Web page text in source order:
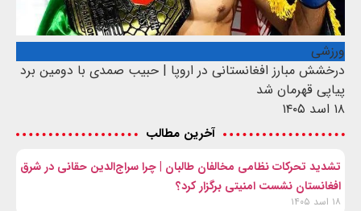
ورزشی
درخشش مبارز افغانستانی در اروپا | حبیب صمدی با دومین برد
پیاپی قهرمان شد
۱۸ اسد ۱۴۰۵
آخرین مطالب
تشدید تحرکات نظامی مخالفان طالبان | چرا سراج‌الدین حقانی در شرق
افغانستان نشست امنیتی برگزار کرد؟
۱۸ اسد ۱۴۰۵